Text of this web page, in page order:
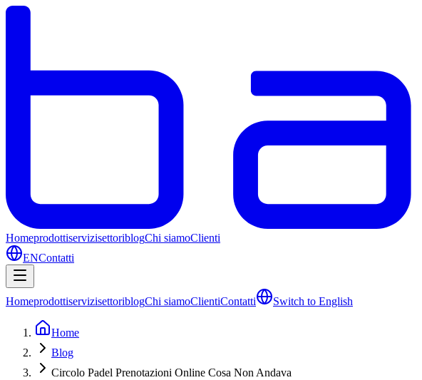
HomeprodottiservizisettoriblogChi siamoClienti
ENContatti
HomeprodottiservizisettoriblogChi siamoClientiContatti Switch to English
Home
Blog
Circolo Padel Prenotazioni Online Cosa Non Andava